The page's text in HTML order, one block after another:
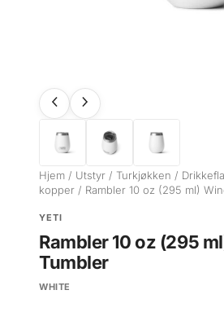
Hjem / Utstyr / Turkjøkken /
kopper / Rambler 10 oz (295 ml)
YETI
Rambler 10 oz (295
Tumbler
WHITE